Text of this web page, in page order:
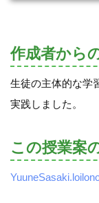
作成者から
生徒の主体的な学
実践しました。
この授業案